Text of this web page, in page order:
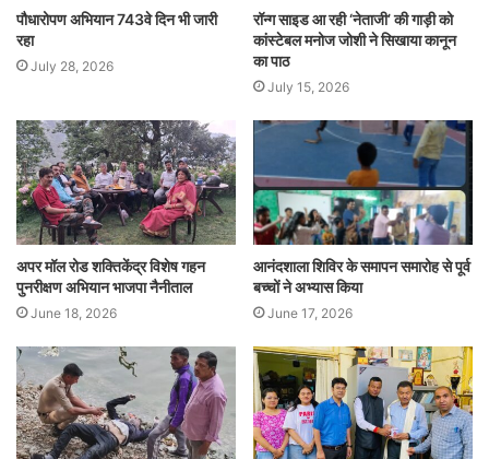
पौधारोपण अभियान 743वे दिन भी जारी
रहा
July 28, 2026
रॉन्ग साइड आ रही ‘नेताजी’ की गाड़ी को
कांस्टेबल मनोज जोशी ने सिखाया कानून
का पाठ
July 15, 2026
अपर मॉल रोड शक्तिकेंद्र विशेष गहन
पुनरीक्षण अभियान भाजपा नैनीताल
June 18, 2026
आनंदशाला शिविर के समापन समारोह से पूर्व
बच्चों ने अभ्यास किया
June 17, 2026